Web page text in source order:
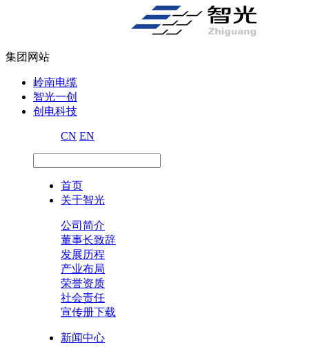
集团网站
岭南电缆
智光一创
创电科技
CN EN
首页
关于智光
公司简介
董事长致辞
发展历程
产业布局
荣誉资质
社会责任
宣传册下载
新闻中心